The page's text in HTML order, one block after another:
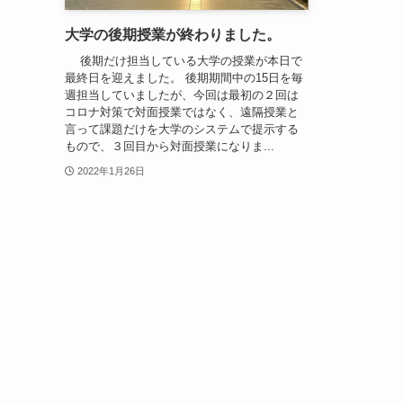
大学の後期授業が終わりました。
後期だけ担当している大学の授業が本日で
最終日を迎えました。 後期期間中の15日を毎
週担当していましたが、今回は最初の２回は
コロナ対策で対面授業ではなく、遠隔授業と
言って課題だけを大学のシステムで提示する
もので、３回目から対面授業になりま...
2022年1月26日